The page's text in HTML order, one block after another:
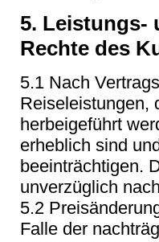
5. Leistungs-
Rechte des
5.1 Nach
Reiseleistungen,
herbeigeführt
erheblich sind
beeinträchtigen.
unverzüglich
5.2
Falle der